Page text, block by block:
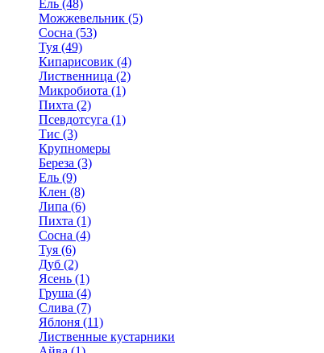
Ель (48)
Можжевельник (5)
Сосна (53)
Туя (49)
Кипарисовик (4)
Лиственница (2)
Микробиота (1)
Пихта (2)
Псевдотсуга (1)
Тис (3)
Крупномеры
Береза (3)
Ель (9)
Клен (8)
Липа (6)
Пихта (1)
Сосна (4)
Туя (6)
Дуб (2)
Ясень (1)
Груша (4)
Слива (7)
Яблоня (11)
Лиственные кустарники